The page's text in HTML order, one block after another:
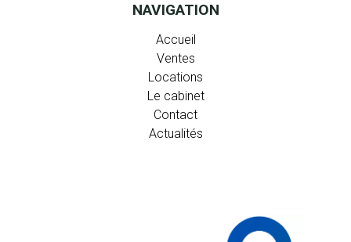
NAVIGATION
Accueil
Ventes
Locations
Le cabinet
Contact
Actualités